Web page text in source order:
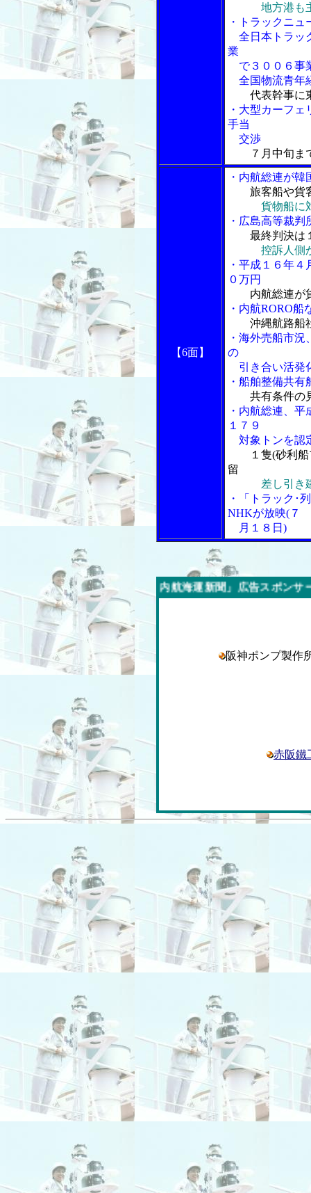
地方港も
・トラックニュ
全日本トラッ
業
で３００６事
全国物流青年
代表幹事に
・大型カーフ
手当
交渉
７月中旬ま
【6面】
・内航総連が
旅客船や貨
貨物船に
・広島高等裁
最終判決は
控訴人側
・平成１６年
０万円
内航総連が
・内航RORO
沖縄航路船
・海外売船市
の
引き合い活発
・船舶整備共
共有条件の
・内航総連、
１７９
対象トンを認
１隻(砂利
留
差し引き
・「トラック･
NHKが放映(７
月１８日)
今週の「内航海運新聞」広告スポンサー企業
阪神ポンプ製
赤阪鐵